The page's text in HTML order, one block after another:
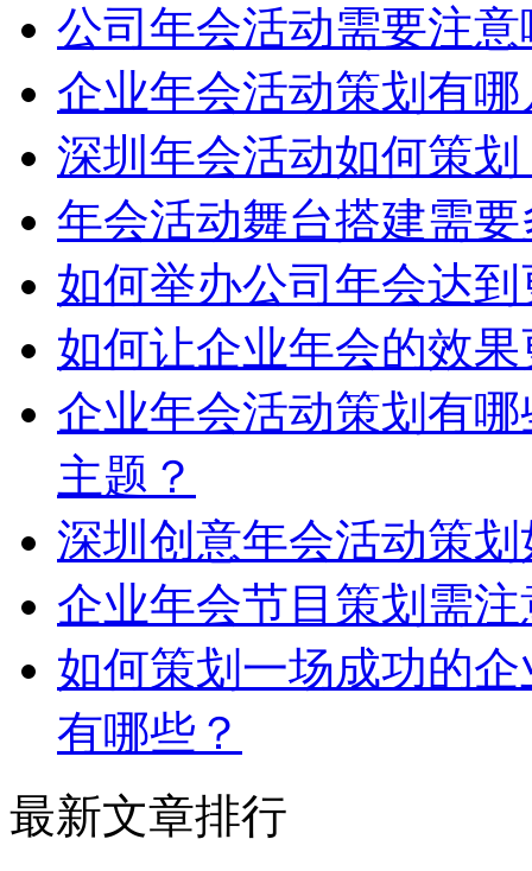
公司年会活动需要注
企业年会活动策划有
深圳年会活动如何策
年会活动舞台搭建需
如何举办公司年会达
如何让企业年会的效
企业年会活动策划有
主题？
深圳创意年会活动策
企业年会节目策划需
如何策划一场成功的
有哪些？
最新文章排行